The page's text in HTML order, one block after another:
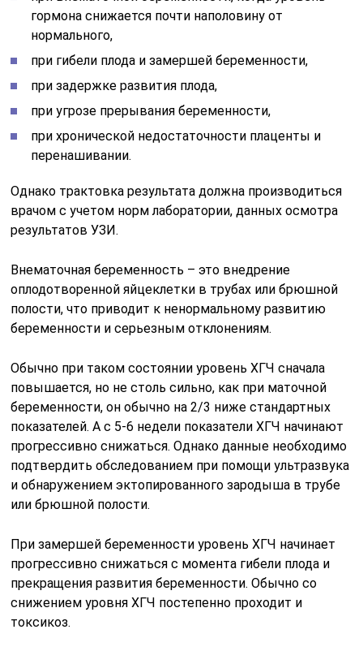
гормона снижается почти наполовину от
нормального,
при гибели плода и замершей беременности,
при задержке развития плода,
при угрозе прерывания беременности,
при хронической недостаточности плаценты и
перенашивании.
Однако трактовка результата должна производиться
врачом с учетом норм лаборатории, данных осмотра
результатов УЗИ.
Внематочная беременность – это внедрение
оплодотворенной яйцеклетки в трубах или брюшной
полости, что приводит к ненормальному развитию
беременности и серьезным отклонениям.
Обычно при таком состоянии уровень ХГЧ сначала
повышается, но не столь сильно, как при маточной
беременности, он обычно на 2/3 ниже стандартных
показателей. А с 5-6 недели показатели ХГЧ начинают
прогрессивно снижаться. Однако данные необходимо
подтвердить обследованием при помощи ультразвука
и обнаружением эктопированного зародыша в трубе
или брюшной полости.
При замершей беременности уровень ХГЧ начинает
прогрессивно снижаться с момента гибели плода и
прекращения развития беременности. Обычно со
снижением уровня ХГЧ постепенно проходит и
токсикоз.